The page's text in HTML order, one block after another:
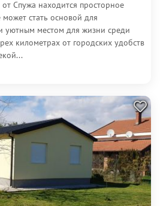
Спужа находится просторное
стать основой для
уютным местом для жизни среди
километрах от городских удобств